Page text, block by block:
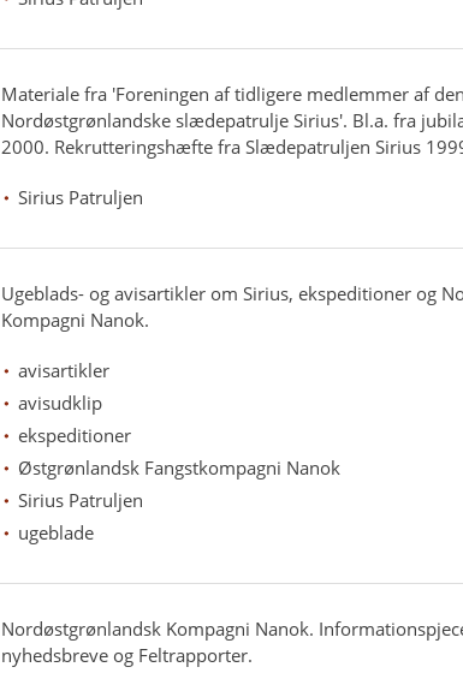
Materiale fra 'Foreningen af tidligere medlemmer af den
Nordøstgrønlandske slædepatrulje Sirius'. Bl.a. fra
2000. Rekrutteringshæfte fra Slædepatruljen Sirius
Sirius Patruljen
Ugeblads- og avisartikler om Sirius, ekspeditioner og
Kompagni Nanok.
avisartikler
avisudklip
ekspeditioner
Østgrønlandsk Fangstkompagni Nanok
Sirius Patruljen
ugeblade
Nordøstgrønlandsk Kompagni Nanok.
nyhedsbreve og Feltrapporter.